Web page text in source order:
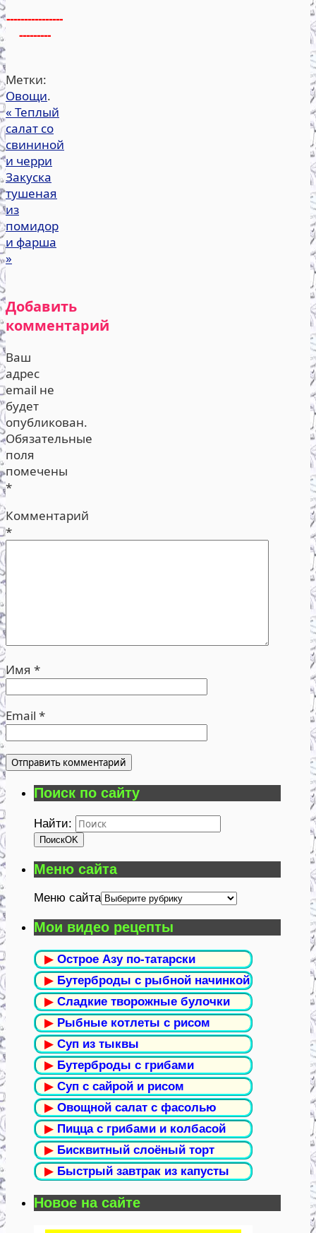
----------------
---------
Метки:
Овощи.
« Теплый
салат со
свининой
и черри
Закуска
тушеная
из
помидор
и фарша
»
Добавить
комментарий
Ваш
адрес
email не
будет
опубликован.
Обязательные
поля
помечены
*
Комментарий
*
Имя *
Email *
Поиск по сайту
Найти:
ПоискOK
Меню сайта
Меню сайта
Мои видео рецепты
▶ Острое Азу по-татарски
▶ Бутерброды с рыбной начинкой
▶ Сладкие творожные булочки
▶ Рыбные котлеты с рисом
▶ Суп из тыквы
▶ Бутерброды с грибами
▶ Суп с сайрой и рисом
▶ Овощной салат с фасолью
▶ Пицца с грибами и колбасой
▶ Бисквитный слоёный торт
▶ Быстрый завтрак из капусты
Новое на сайте